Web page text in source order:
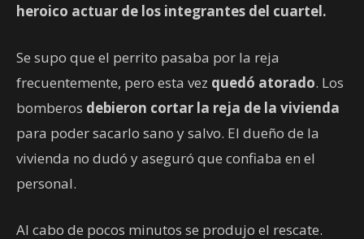
heroico actuar de los integrantes del cuartel.
Se supo que el perrito pasaba por la reja
frecuentemente, pero esta vez quedó atorado. Los
bomberos debieron cortar la reja de la vivienda
para poder sacarlo sano y salvo. El dueño de la
vivienda no dudó y aseguró que confiaba en el
personal.
Al cabo de pocos minutos se produjo el rescate.